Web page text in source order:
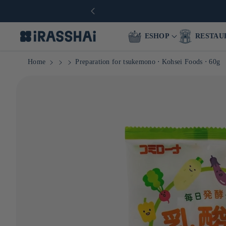
ESHOP
Home Preparation for tsukemono ⋅ Kohsei Foods ⋅ 60g